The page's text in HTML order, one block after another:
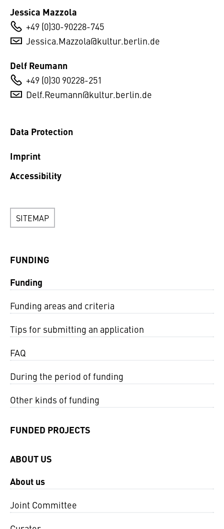
Jessica Mazzola
+49 (0)30-90228-745
Jessica.Mazzola@kultur.berlin.de
Delf Reumann
+49 (0)30 90228-251
Delf.Reumann@kultur.berlin.de
Data Protection
Imprint
Accessibility
SITEMAP
FUNDING
Funding
Funding areas and criteria
Tips for submitting an application
FAQ
During the period of funding
Other kinds of funding
FUNDED PROJECTS
ABOUT US
About us
Joint Committee